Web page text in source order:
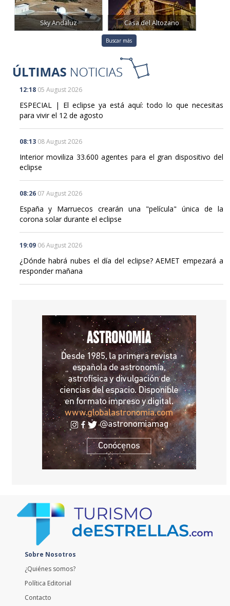
Sky Andaluz Casa del Altozano
Buscar más
12:18 05 August 2026
ESPECIAL | El eclipse ya está aquí: todo lo que necesitas
para vivir el 12 de agosto
08:13 08 August 2026
Interior moviliza 33.600 agentes para el gran dispositivo del
eclipse
08:26 07 August 2026
España y Marruecos crearán una "película" única de la
corona solar durante el eclipse
19:09 06 August 2026
¿Dónde habrá nubes el día del eclipse? AEMET empezará a
responder mañana
Sobre Nosotros
¿Quiénes somos?
Política Editorial
Contacto